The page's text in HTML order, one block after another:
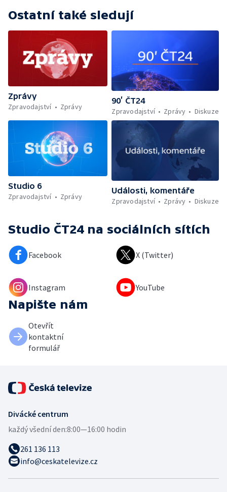
Ostatní také sledují
Zprávy
Zpravodajství
Zprávy
90’ ČT24
Zpravodajství
Zprávy Diskuze
Studio 6
Zpravodajství
Zprávy
Události, komentáře
Zpravodajství
Zprávy Diskuze
Studio ČT24 na sociálních sítích
Facebook X (Twitter)
Instagram YouTube
Napište nám
Otevřít
kontaktní
formulář
Divácké centrum
každý všední den:8:00—16:00 hodin
261 136 113
info@ceskatelevize.cz